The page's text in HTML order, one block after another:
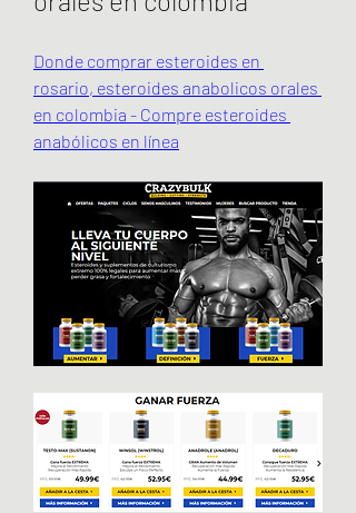
Donde comprar esteroides en
rosario, esteroides anabolicos orales
en colombia - Compre esteroides
anabólicos en línea